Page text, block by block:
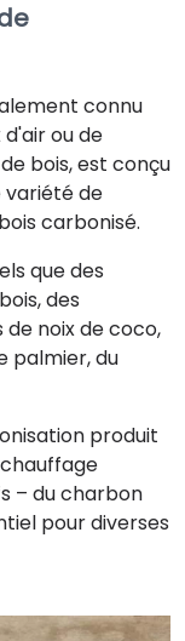
connu
ou de
bois, est conçu
de
carbonisé.
que des
des
de noix de coco,
palmier, du
produit
– du charbon
pour diverses